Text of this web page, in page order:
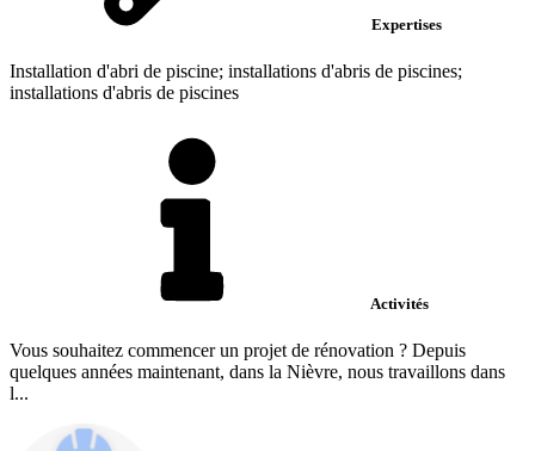
Expertises
Installation d'abri de piscine; installations d'abris de piscines;
installations d'abris de piscines
Activités
Vous souhaitez commencer un projet de rénovation ? Depuis
quelques années maintenant, dans la Nièvre, nous travaillons dans
l...